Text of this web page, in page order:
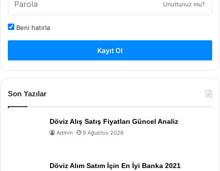
Unuttunuz mu?
Beni hatırla
Kayıt Ol
Son Yazılar
Döviz Alış Satış Fiyatları Güncel Analiz
Admin 9 Ağustos 2026
Döviz Alım Satım İçin En İyi Banka 2021